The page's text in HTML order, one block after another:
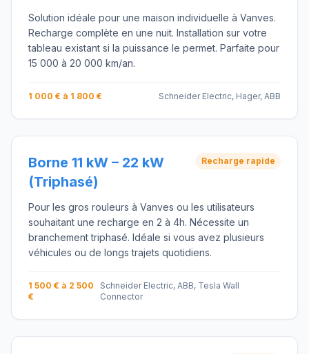
Solution idéale pour une maison individuelle à Vanves.
Recharge complète en une nuit. Installation sur votre
tableau existant si la puissance le permet. Parfaite pour
15 000 à 20 000 km/an.
1 000 € à 1 800 € Schneider Electric, Hager, ABB
Borne 11 kW – 22 kW
(Triphasé)
Recharge rapide
Pour les gros rouleurs à Vanves ou les utilisateurs
souhaitant une recharge en 2 à 4h. Nécessite un
branchement triphasé. Idéale si vous avez plusieurs
véhicules ou de longs trajets quotidiens.
1 500 € à 2 500
€
Schneider Electric, ABB, Tesla Wall
Connector